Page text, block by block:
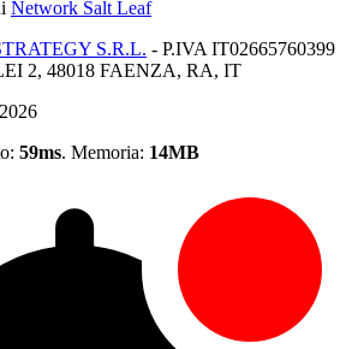
Network Salt Leaf
S.R.L. - P.IVA IT02665760399
2, 48018 FAENZA, RA, IT
59ms. Memoria: 14MB